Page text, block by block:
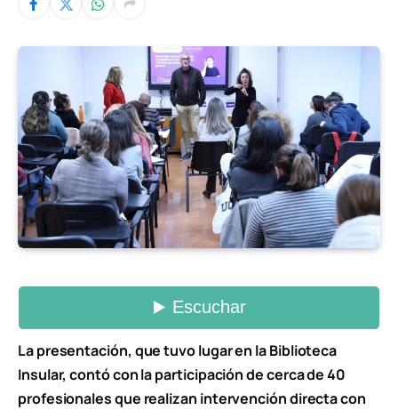
La presentación, que tuvo lugar en la Biblioteca
Insular, contó con la participación de cerca de 40
profesionales que realizan intervención directa con